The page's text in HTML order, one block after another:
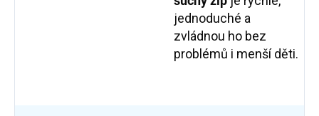
jednoduché a
zvládnou ho bez
problémů i menší děti.